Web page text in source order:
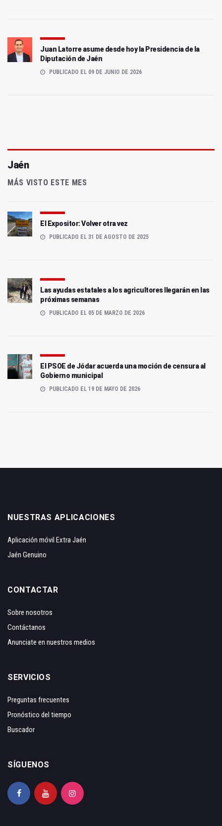
Juan Latorre asume desde hoy la Presidencia de la
Diputación de Jaén
PUBLICADO EL 09 DE JUNIO DE 2026
Jaén
MÁS VISTO ESTE MES
El Expositor: Volver otra vez
PUBLICADO EL 31 DE AGOSTO DE 2025
Las ayudas estatales a los agricultores llegarán en las
próximas semanas
PUBLICADO EL 05 DE MARZO DE 2026
El PSOE de Jódar acuerda una moción de censura al
Gobierno municipal
PUBLICADO EL 19 DE MAYO DE 2026
NUESTRAS APLICACIONES
Aplicación móvil Extra Jaén
Jaén Genuino
CONTACTAR
Sobre nosotros
Contáctanos
Anunciate en nuestros medios
SERVICIOS
Preguntas frecuentes
Pronóstico del tiempo
Buscador
SÍGUENOS